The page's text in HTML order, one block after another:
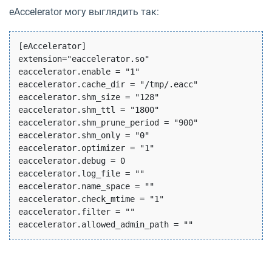
eAccelerator могу выглядить так:
[eAccelerator]
extension="eaccelerator.so"
eaccelerator.enable = "1"
eaccelerator.cache_dir = "/tmp/.eacc"
eaccelerator.shm_size = "128"
eaccelerator.shm_ttl = "1800"
eaccelerator.shm_prune_period = "900"
eaccelerator.shm_only = "0"
eaccelerator.optimizer = "1"
eaccelerator.debug = 0
eaccelerator.log_file = ""
eaccelerator.name_space = ""
eaccelerator.check_mtime = "1"
eaccelerator.filter = ""